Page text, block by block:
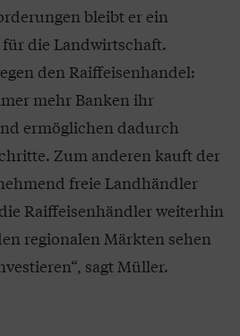
bleibt er ein
die Landwirtschaft.
den Raiffeisenhandel:
mehr Banken ihr
ermöglichen dadurch
Zum anderen kauft der
freie Landhändler
Raiffeisenhändler weiterhin
regionalen Märkten sehen
sagt Müller.